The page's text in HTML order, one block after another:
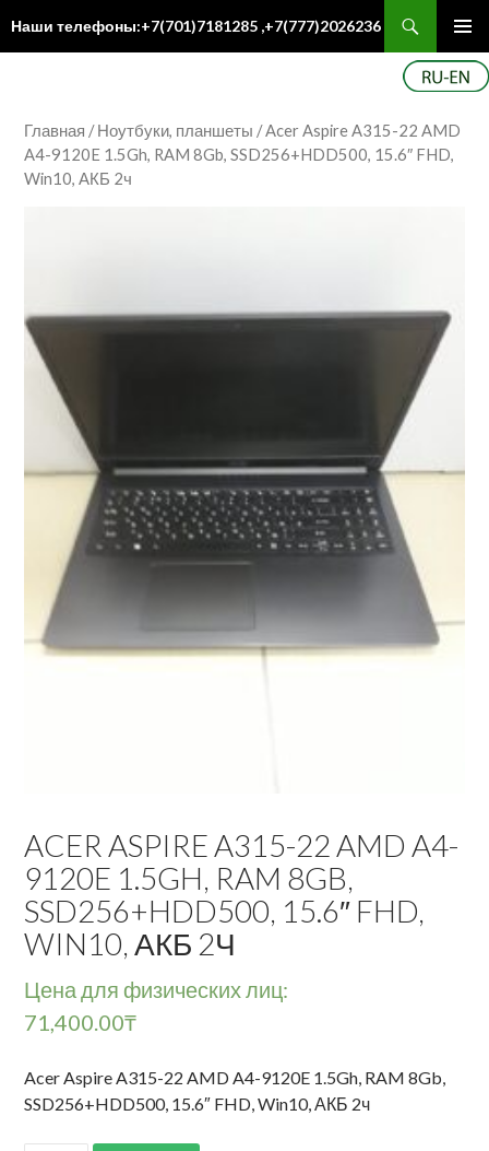
Наши телефоны:+7(701)7181285 ,+7(777)2026236
Главная /Ноутбуки, планшеты / Acer Aspire A315-22 AMD
A4-9120E 1.5Gh, RAM 8Gb, SSD256+HDD500, 15.6″ FHD,
Win10, АКБ 2ч
ACER ASPIRE A315-22 AMD A4-
9120E 1.5GH, RAM 8GB,
SSD256+HDD500, 15.6″ FHD,
WIN10, АКБ 2Ч
Цена для физических лиц:
71,400.00₸
Acer Aspire A315-22 AMD A4-9120E 1.5Gh, RAM 8Gb,
SSD256+HDD500, 15.6″ FHD, Win10, АКБ 2ч